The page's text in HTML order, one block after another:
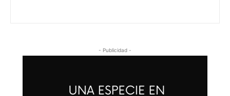
- Publicidad -